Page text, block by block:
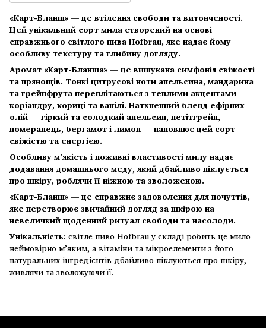
«Карт-Бланш» — це втілення свободи та витонченості.
Цей унікальний сорт мила створений на основі
справжнього світлого пива Hofbrau, яке надає йому
особливу текстуру та глибину догляду.
Аромат «Карт-Бланша» — це вишукана симфонія свіжості
та прянощів. Тонкі цитрусові ноти апельсина, мандарина
та грейпфрута переплітаються з теплими акцентами
коріандру, кориці та ванілі. Натхненний бленд ефірних
олій — гіркий та солодкий апельсин, петітгрейн,
померанець, бергамот і лимон — наповнює цей сорт
свіжістю та енергією.
Особливу м'якість і поживні властивості милу надає
додавання домашнього меду, який дбайливо піклується
про шкіру, роблячи її ніжною та зволоженою.
«Карт-Бланш» — це справжнє задоволення для почуттів,
яке перетворює звичайний догляд за шкірою на
невеличкий щоденний ритуал свободи та насолоди.
Унікальність: світле пиво Hofbrau у складі робить це мило
неймовірно м’яким, а вітаміни та мікроелементи з його
натуральних інгредієнтів дбайливо піклуються про шкіру,
живлячи та зволожуючи її.